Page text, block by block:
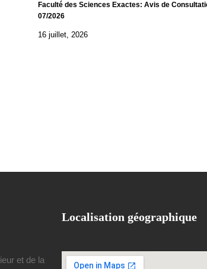
Faculté des Sciences Exactes: Avis de
07/2026
16 juillet, 2026
et de la
Localisation géographique